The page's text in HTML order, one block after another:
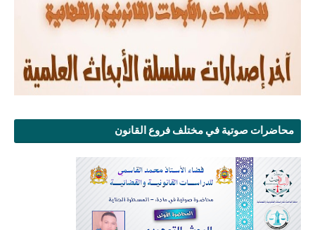
محاضرات صوتية في مختلف فروع القانون